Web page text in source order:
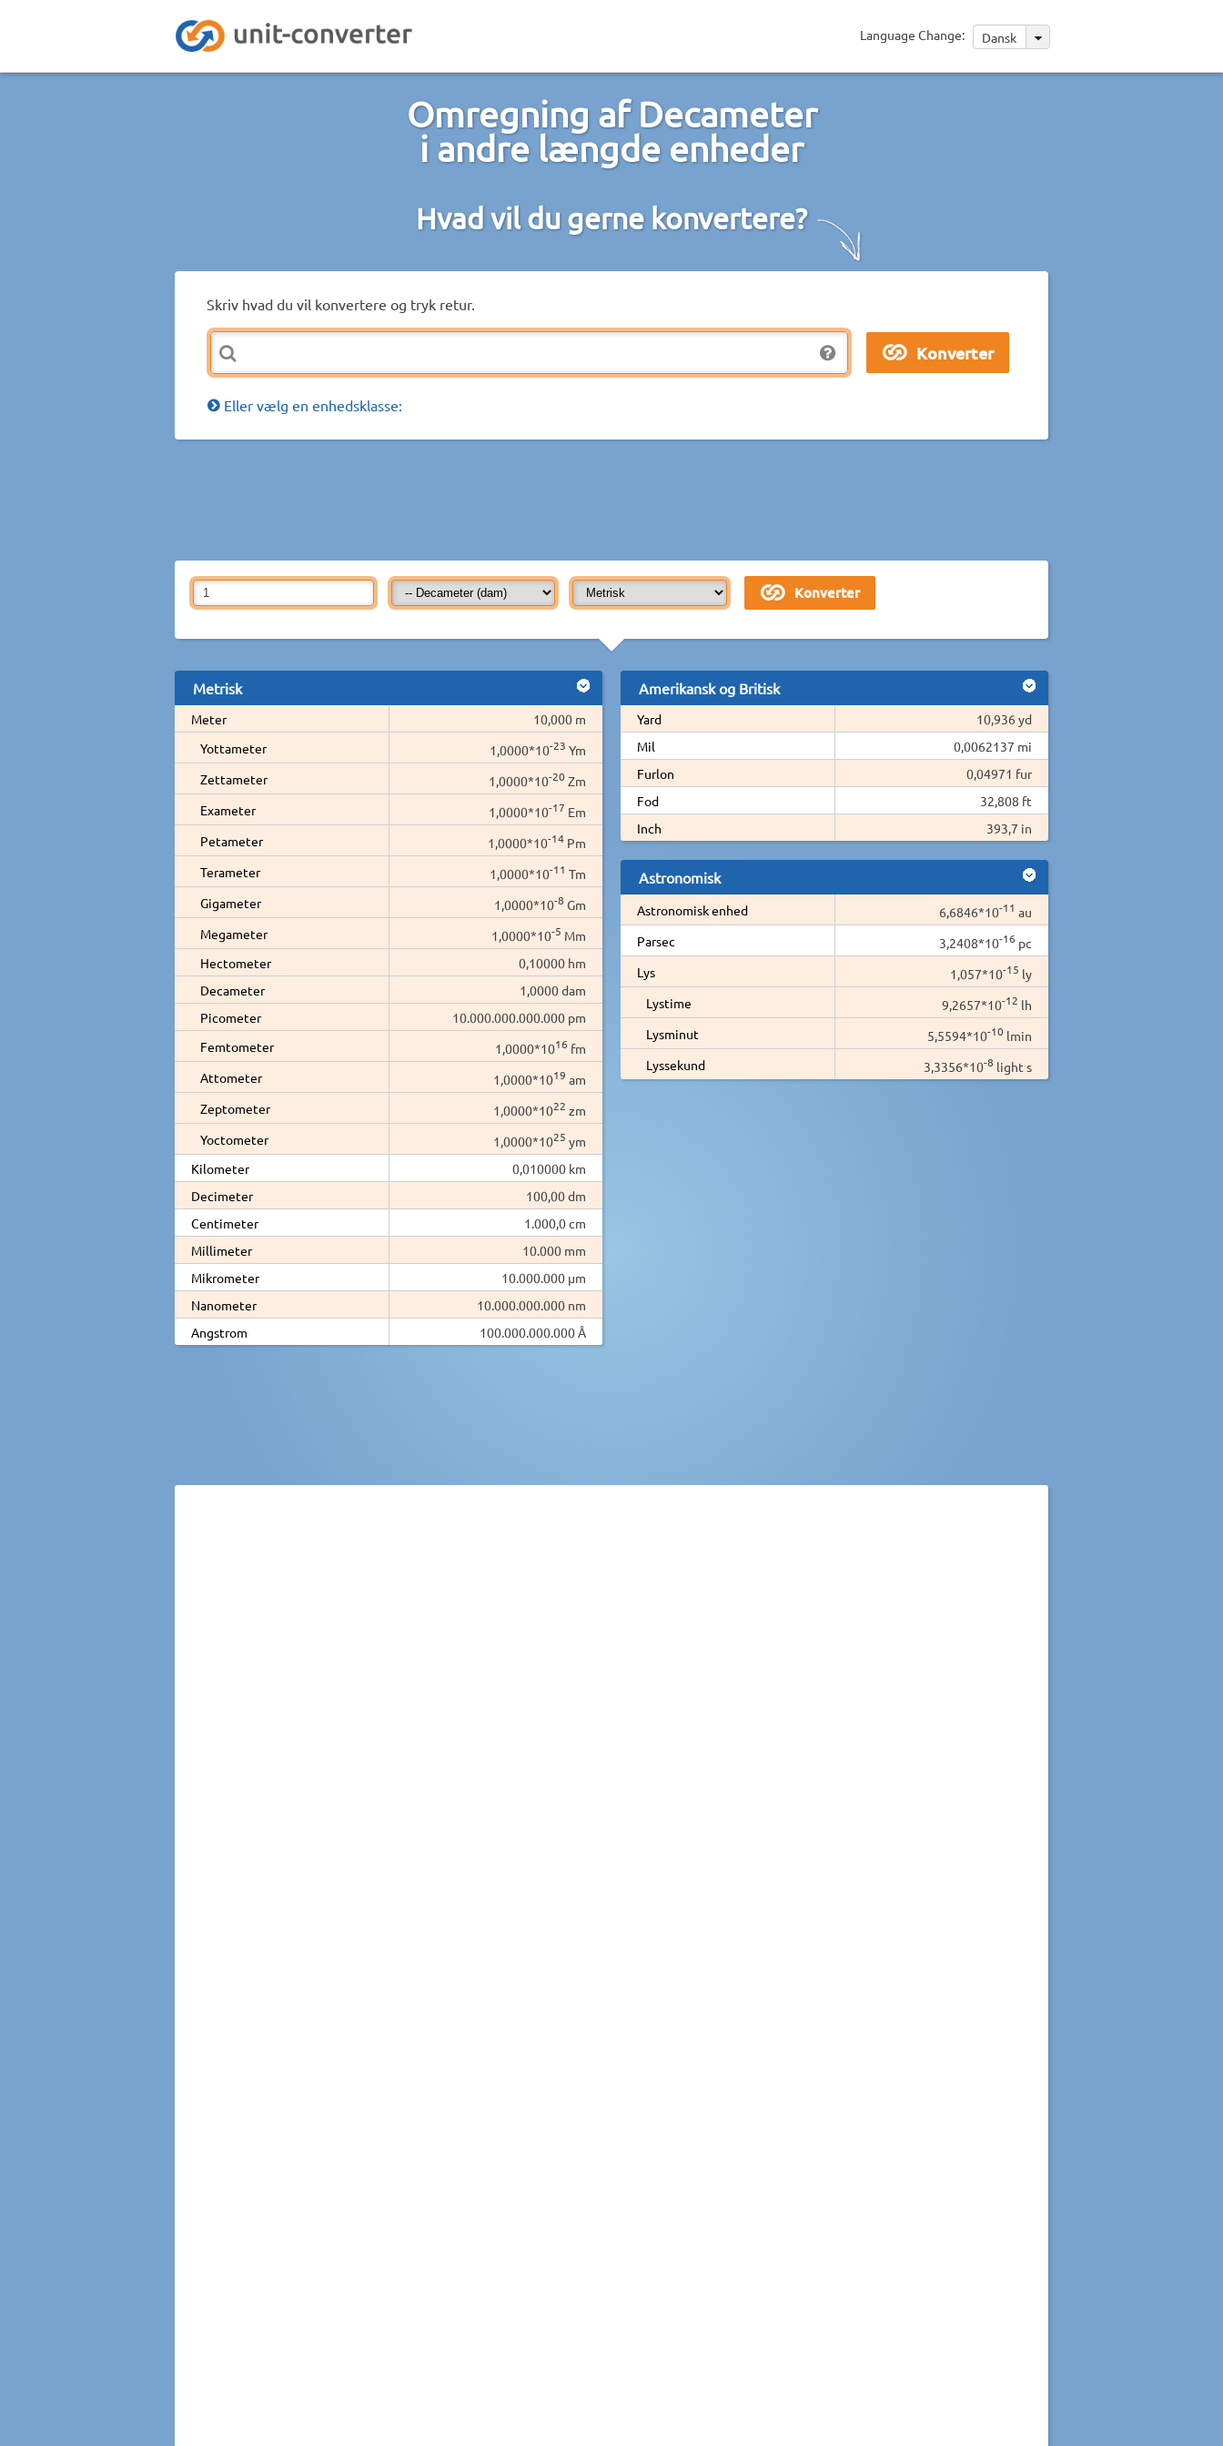
Language Change: Dansk
Omregning af Decameter
i andre længde enheder
Hvad vil du gerne konvertere?
Skriv hvad du vil konvertere og tryk retur.
Eller vælg en enhedsklasse:
Metrisk
Meter
10,000 m
Yottameter
1,0000*10-23 Ym
Zettameter
1,0000*10-20 Zm
Exameter
1,0000*10-17 Em
Petameter
1,0000*10-14 Pm
Terameter
1,0000*10-11 Tm
Gigameter
1,0000*10-8 Gm
Megameter
1,0000*10-5 Mm
Hectometer
0,10000 hm
Decameter
1,0000 dam
Picometer
10.000.000.000.000 pm
Femtometer
1,0000*1016 fm
Attometer
1,0000*1019 am
Zeptometer
1,0000*1022 zm
Yoctometer
1,0000*1025 ym
Kilometer
0,010000 km
Decimeter
100,00 dm
Centimeter
1.000,0 cm
Millimeter
10.000 mm
Mikrometer
10.000.000 µm
Nanometer
10.000.000.000 nm
Angstrom
100.000.000.000 Å
Amerikansk og Britisk
Yard
10,936 yd
Mil
0,0062137 mi
Furlon
0,04971 fur
Fod
32,808 ft
Inch
393,7 in
Astronomisk
Astronomisk enhed 6,6846*10-11 au
Parsec
3,2408*10-16 pc
Lys
1,057*10-15 ly
Lystime
9,2657*10-12 lh
Lysminut
5,5594*10-10 lmin
Lyssekund
3,3356*10-8 light s